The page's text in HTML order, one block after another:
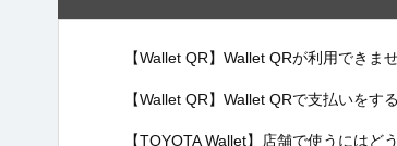
【Wallet QR】Wallet QRが利用できま
【Wallet QR】Wallet QRで支払いをす
【TOYOTA Wallet】店舗で使うにはど